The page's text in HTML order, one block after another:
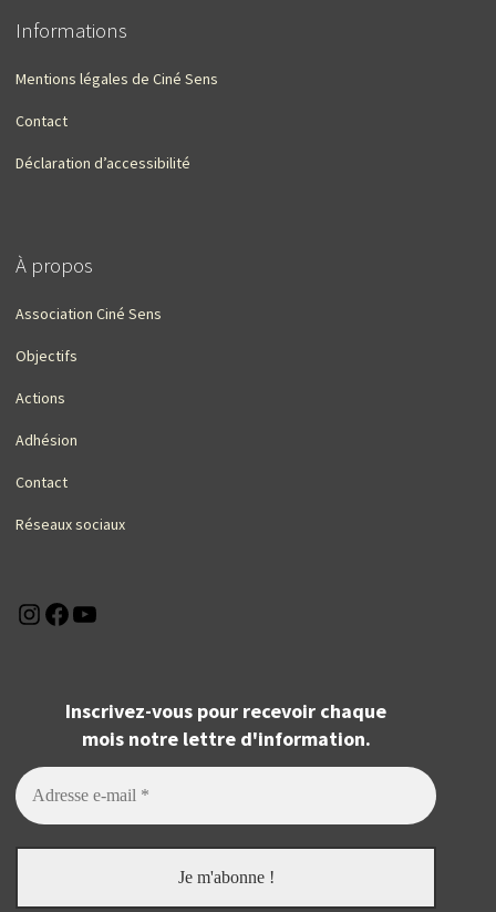
Informations
Mentions légales de Ciné Sens
Contact
Déclaration d’accessibilité
À propos
Association Ciné Sens
Objectifs
Actions
Adhésion
Contact
Réseaux sociaux
Instagram
Facebook
Inscrivez-vous pour recevoir chaque
mois notre lettre d'information.